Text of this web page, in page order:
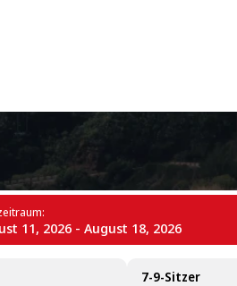
11, 2026 - August 18, 2026
7-9-Sitzer